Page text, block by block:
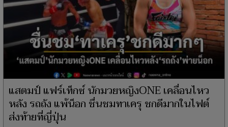
แสตมป์ แฟร์เท็กซ์ นักมวยหญิงONE เคลื่อนไหว
หลัง รถถัง แพ้น็อก ชื่นชมทาเครุ ชกดีมากในไฟต์
ส่งท้ายที่ญี่ปุ่น